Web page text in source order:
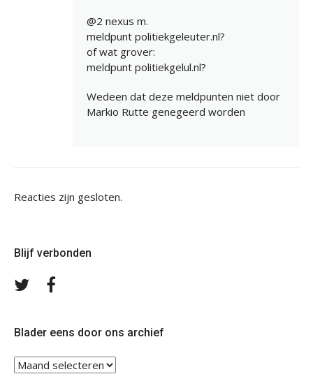
@2 nexus m.
meldpunt politiekgeleuter.nl?
of wat grover:
meldpunt politiekgelul.nl?
Wedeen dat deze meldpunten niet door
Markio Rutte genegeerd worden
Reacties zijn gesloten.
Blijf verbonden
Volg
Blader eens door ons archief
Blader
eens